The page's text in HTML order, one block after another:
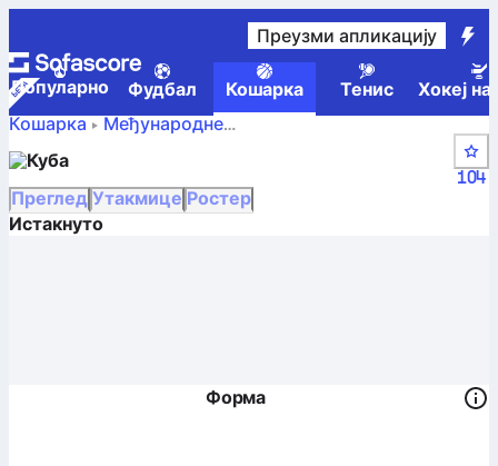
Преузми апликацију
Популарно Фудбал Кошарка Тенис
Хокеј
Кошарка
Међународне
резултати, табела, распоред и играчи
Куба
104
Преглед Утакмице Ростер
Истакнуто
Форма